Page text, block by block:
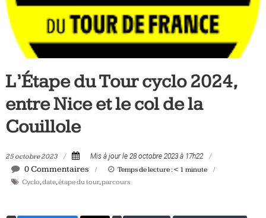
Tous
les
jours,
votre
actualité
vélo
triathlon
L’Étape du Tour cyclo 2024,
entre Nice et le col de la
Couillole
25 octobre 2023 Mis à jour le 28 octobre 2023 à 17h22
0 Commentaires Temps de lecture : < 1 minute
Cyclo,date,étape du tour,parcours